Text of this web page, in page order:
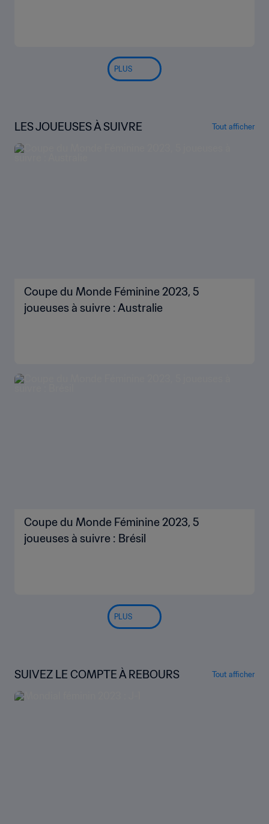
PLUS
LES JOUEUSES À SUIVRE Tout afficher
Coupe du Monde Féminine 2023, 5
joueuses à suivre : Australie
Coupe du Monde Féminine 2023, 5
joueuses à suivre : Brésil
PLUS
SUIVEZ LE COMPTE À REBOURS Tout afficher